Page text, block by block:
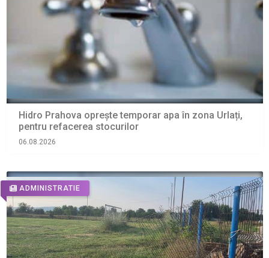
Hidro Prahova oprește temporar apa în zona Urlați,
pentru refacerea stocurilor
06.08.2026
ADMINISTRATIE